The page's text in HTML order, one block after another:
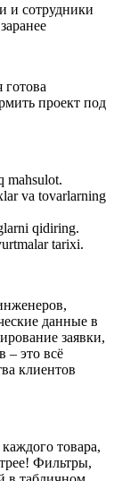
и сотрудники
проект под
mahsulot.
va tovarlarning
qidiring.
tarixi.
данные в
заявки,
– это всё
клиентов
товара,
Фильтры,